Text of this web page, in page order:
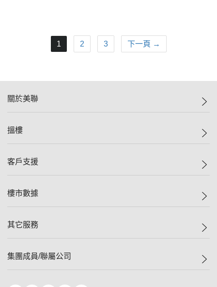
1 2 3 下一頁 →
關於美聯
美聯集團
人才招募
搵樓
一手新盤
減價
美聯豪宅
獨家樓盤
租盤
客戶支援
自助放盤
查詢熱線
按揭計算機
負擔能力計算機
轉按計算機
樓市數據
樓價指數
歷史成交
其它服務
屋苑專頁
集團成員/聯屬公司
美聯物業